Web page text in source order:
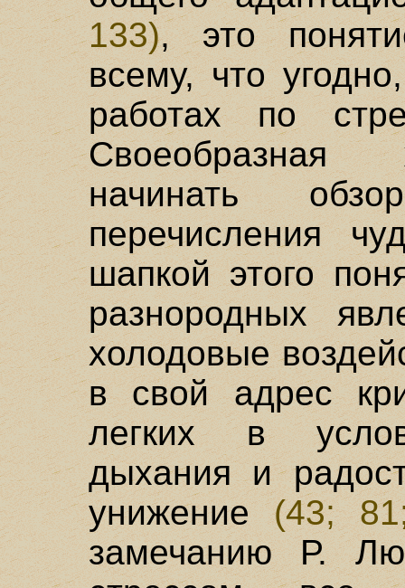
133), это
всему, что
работах по
Своеобразная
начинать
перечисления
шапкой этого
разнородных
холодовые
в свой адрес
легких в
дыхания и
унижение(43;
замечанию Р.